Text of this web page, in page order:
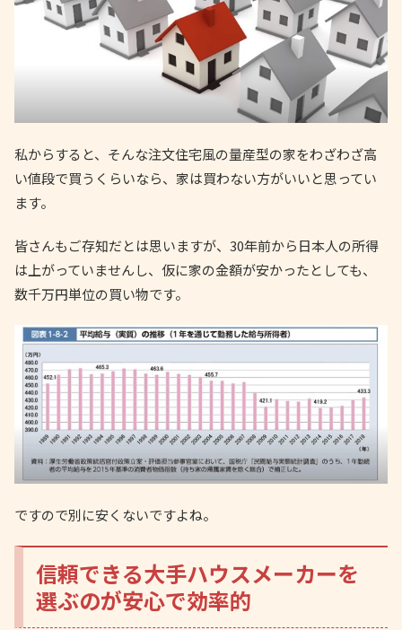
私からすると、そんな注文住宅風の量産型の家をわざわざ高
い値段で買うくらいなら、家は買わない方がいいと思ってい
ます。
皆さんもご存知だとは思いますが、30年前から日本人の所得
は上がっていませんし、仮に家の金額が安かったとしても、
数千万円単位の買い物です。
ですので別に安くないですよね。
信頼できる大手ハウスメーカーを
選ぶのが安心で効率的